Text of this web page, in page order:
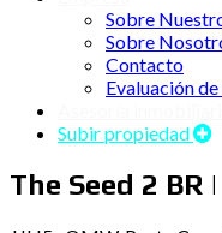
Sobre
Sobre
Contacto
Evaluación
Subir propiedad
The Seed 2 BR